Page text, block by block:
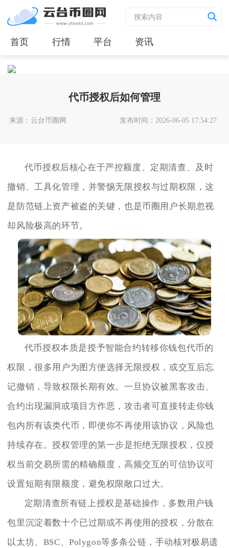
首页 行情 平台 资讯
代币授权后如何管理
来源：云台币圈网 发布时间：2026-06-05 17:54:27
代币授权后核心在于严控额度、定期清查、及时
撤销、工具化管理，并警惕无限授权与过期权限，这
是防范链上资产被盗的关键，也是币圈用户长期忽视
却风险极高的环节。
代币授权本质是授予智能合约转移你钱包代币的
权限，很多用户为图方便选择无限授权，或交互后忘
记撤销，导致权限长期有效。一旦协议被黑客攻击、
合约出现漏洞或项目方作恶，攻击者可直接转走你钱
包内所有该类代币，即便你不再使用该协议，风险也
持续存在。授权管理的第一步是拒绝无限授权，仅授
权当前交易所需的精确额度，高频交互的可信协议可
设置短期有限额度，避免权限敞口过大。
定期清查所有链上授权是基础操作，多数用户钱
包里沉淀着数十个已过期或不再使用的授权，分散在
以太坊、BSC、Polygon等多条公链，手动核对极易遗